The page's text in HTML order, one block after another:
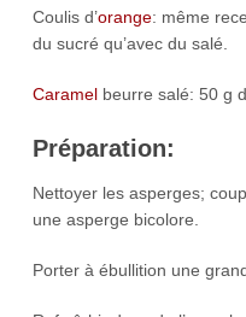
Coulis d’orange: même
du sucré qu’avec du salé.
Caramelbeurre salé: 50 g
Préparation:
Nettoyer les asperges;
une asperge bicolore.
Porter à ébullition une